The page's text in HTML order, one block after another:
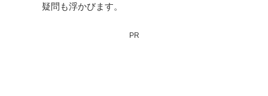
疑問も浮かびます。
PR